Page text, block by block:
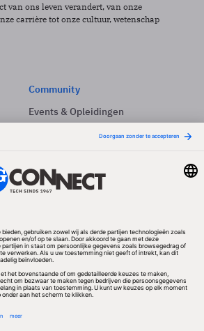
van ons leven verandert, van onze
carrière tot onze cultuur, wetenschap
Community
Events & Opleidingen
Nieuwsbrieven